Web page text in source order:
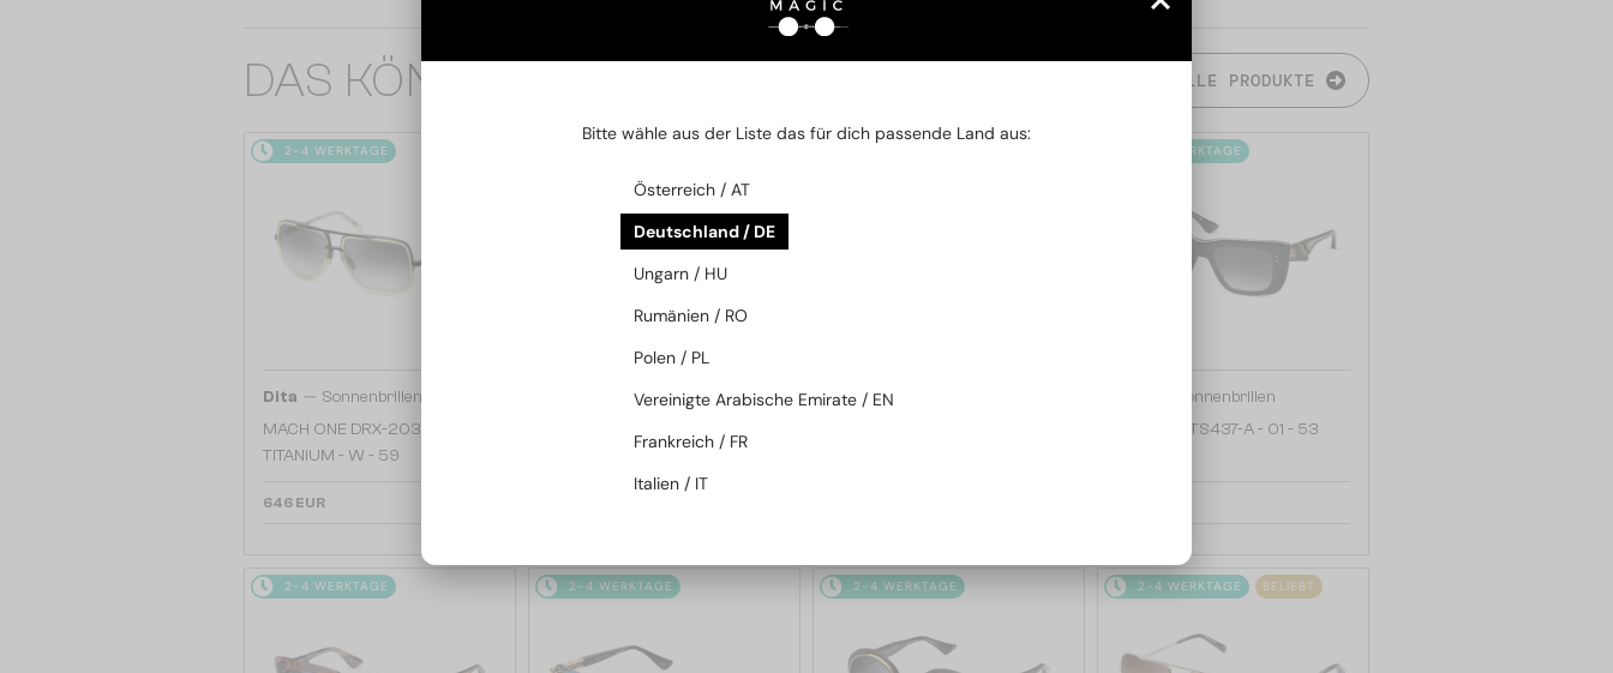
DAS KÖNNTE SIE AUCH INTERESSIEREN ALLE PRODUKTE
2-4 WERKTAGE
Dita — Sonnenbrillen
MACH ONE DRX-2030
TITANIUM - W - 59
646 EUR
Sonnenbrillen
Dita—Sonnenbrillen
2-4 WERKTAGE
Sonnenbrillen
MAHINE DTS437-A - 01 - 53
2-4 WERKTAGE 2-4 WERKTAGE 2-4 WERKTAGE 2-4 WERKTAGE BELIEBT
Bitte wähle aus der Liste das für dich passende Land aus:
Österreich / AT
Deutschland / DE
Ungarn / HU
Rumänien / RO
Polen / PL
Vereinigte Arabische Emirate / EN
Frankreich / FR
Italien / IT